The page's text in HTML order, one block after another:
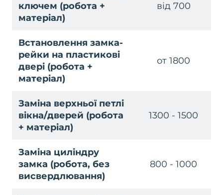
ключем (робота +
матеріал)
від 700
Встановлення замка-
рейки на пластикові
двері (робота +
матеріал)
от 1800
Заміна верхньої петлі
вікна/дверей (робота
+ матеріал)
1300 - 1500
Заміна циліндру
замка (робота, без
висвердлювання)
800 - 1000